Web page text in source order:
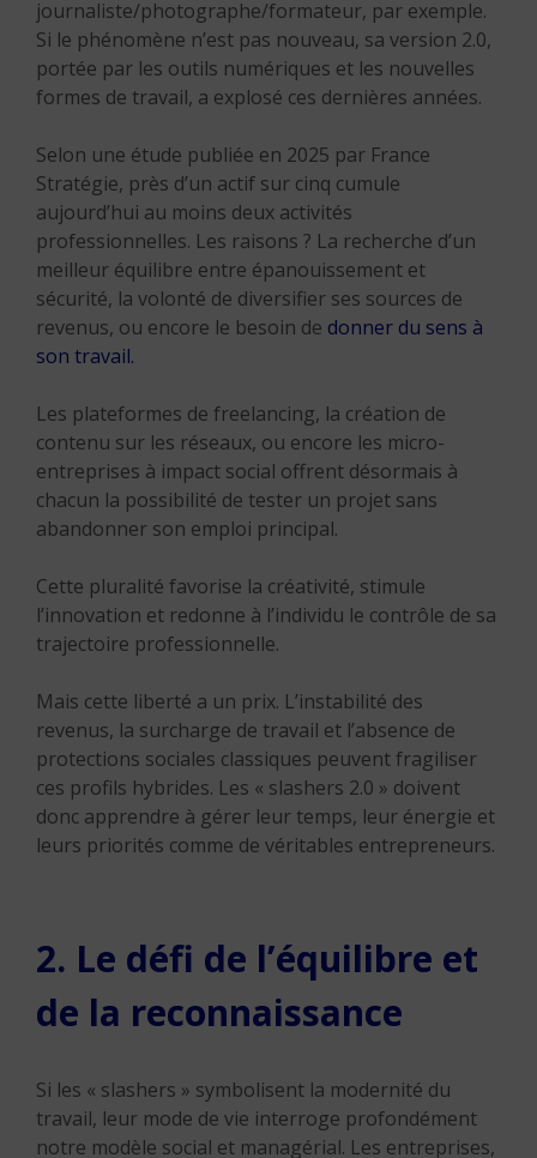
journaliste/photographe/formateur, par exemple.
Si le phénomène n’est pas nouveau, sa version 2.0,
portée par les outils numériques et les nouvelles
formes de travail, a explosé ces dernières années.
Selon une étude publiée en 2025 par France
Stratégie, près d’un actif sur cinq cumule
aujourd’hui au moins deux activités
professionnelles. Les raisons ? La recherche d’un
meilleur équilibre entre épanouissement et
sécurité, la volonté de diversifier ses sources de
revenus, ou encore le besoin de donner du sens à
son travail.
Les plateformes de freelancing, la création de
contenu sur les réseaux, ou encore les micro-
entreprises à impact social offrent désormais à
chacun la possibilité de tester un projet sans
abandonner son emploi principal.
Cette pluralité favorise la créativité, stimule
l’innovation et redonne à l’individu le contrôle de sa
trajectoire professionnelle.
Mais cette liberté a un prix. L’instabilité des
revenus, la surcharge de travail et l’absence de
protections sociales classiques peuvent fragiliser
ces profils hybrides. Les « slashers 2.0 » doivent
donc apprendre à gérer leur temps, leur énergie et
leurs priorités comme de véritables entrepreneurs.
2. Le défi de l’équilibre et
de la reconnaissance
Si les « slashers » symbolisent la modernité du
travail, leur mode de vie interroge profondément
notre modèle social et managérial. Les entreprises,